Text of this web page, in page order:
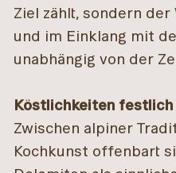
Ziel zählt, sondern
und im Einklang mit
unabhängig von der
Köstlichkeiten
Zwischen alpiner
Kochkunst offenbart